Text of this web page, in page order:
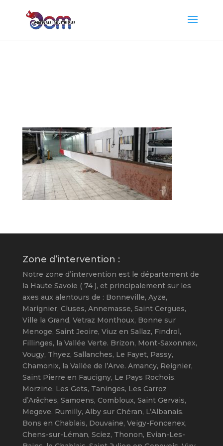
Zone d’intervention :
Notre zone d’intervention est le département de
la Haute Savoie ( 74 ), et principalement sur les
axes aux alentours de : Bonneville, Ayze,
Marignier, Cluses, Annemasse, Saint Cergues,
Ville la Grand, Vetraz Monthoux, Bonne sur
Menoge, Saint Jeoire, Viuz en Sallaz, Findrol,
Fillinges, la Vallée Verte. Brizon, Mont-Saxonnex,
Vougy, Thyez, Sallanches, Le Fayet, Passy,
Chamonix, la Vallée de l’Arve. Amancy, Reignier,
Saint Pierre en Faucigny, Le Pays Rochois.
Morzine, Les Gets, Taninges, Les Carroz
d’Arâches, Samoens, Combloux, Saint Gervais,
Megeve. Rumilly, Alby sur Chéran, L’Albanais.
Bons en Chablais, Douvaine, Veigy-Foncenex,
Chens-sur-Léman, Sciez, Thonon, Evian-Les-